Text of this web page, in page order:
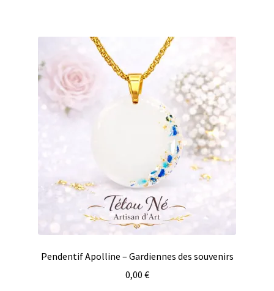
Pendentif Apolline – Gardiennes des souvenirs
0,00 €